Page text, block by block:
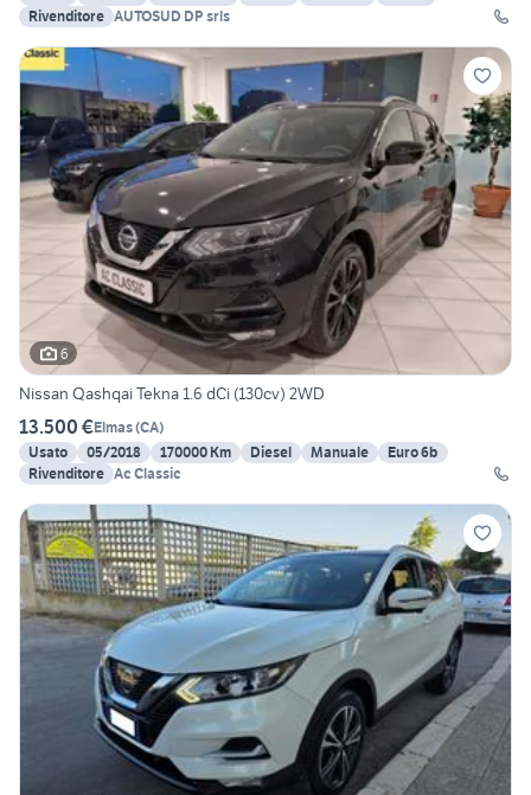
Rivenditore AUTOSUD DP srls
6
Nissan Qashqai Tekna 1.6 dCi (130cv) 2WD
13.500 €Elmas(CA)
Usato
05/2018 170000 Km Diesel Manuale
Euro 6b
Rivenditore Ac Classic